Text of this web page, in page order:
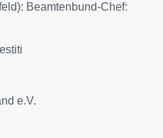
Beamtenbund-Chef:
e.V.